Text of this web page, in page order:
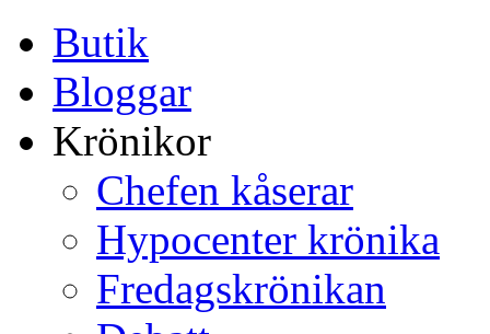
Butik
Bloggar
Krönikor
Chefen kåserar
Hypocenter krönika
Fredagskrönikan